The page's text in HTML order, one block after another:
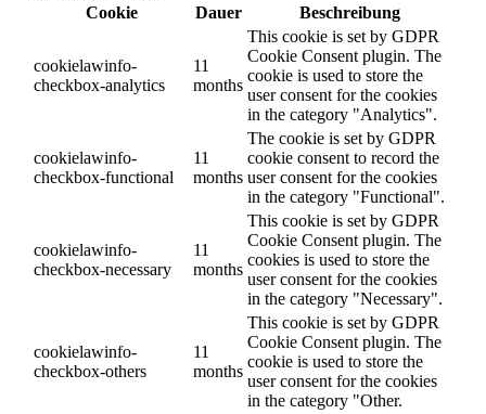
Cookie
Dauer Beschreibung
cookielawinfo-
checkbox-analytics
11
months
This cookie is set by GDPR
Cookie Consent plugin. The
cookie is used to store the
user consent for the cookies
in the category "Analytics".
cookielawinfo-
checkbox-functional
11
months
The cookie is set by GDPR
cookie consent to record the
user consent for the cookies
in the category "Functional".
cookielawinfo-
checkbox-necessary
11
months
This cookie is set by GDPR
Cookie Consent plugin. The
cookies is used to store the
user consent for the cookies
in the category "Necessary".
cookielawinfo-
checkbox-others
11
months
This cookie is set by GDPR
Cookie Consent plugin. The
cookie is used to store the
user consent for the cookies
in the category "Other.